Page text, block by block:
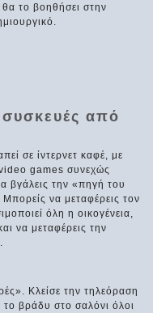
το βοηθήσει στην
συσκευές από
σε ίντερνετ καφέ, με
games συνεχώς
βγάλεις την «πηγή του
να μεταφέρεις τον
όλη η οικογένεια,
να μεταφέρεις την
Κλείσε την τηλεόραση
βράδυ στο σαλόνι όλοι